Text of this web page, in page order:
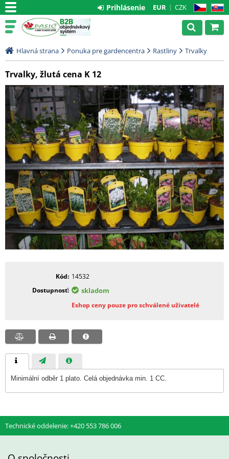
CZ SK
EUR CZK
Prihlásenie
Hlavná strana Ponuka pre gardencentra Rastliny Trvalky
Trvalky, žlutá cena K 12
Kód 14532
Dostupnosť
skladom
Eshop ceny pouze pro schválené uživatelé
Minimální odběr 1 plato. Celá objednávka min. 1 CC.
Technické oddelenie: +420 553 786 006